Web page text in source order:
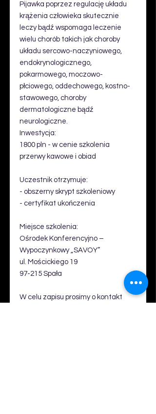
Pijawka poprzez regulację układu
krążenia człowieka skutecznie
leczy bądź wspomaga leczenie
wielu chorób takich jak choroby
układu sercowo-naczyniowego,
endokrynologicznego,
pokarmowego, moczowo-
płciowego, oddechowego, kostno-
stawowego, choroby
dermatologiczne bądź
neurologiczne.
Inwestycja:
1800 pln - w cenie szkolenia
przerwy kawowe i obiad
Uczestnik otrzymuje:
- obszerny skrypt szkoleniowy
- certyfikat ukończenia
Miejsce szkolenia:
Ośrodek Konferencyjno –
Wypoczynkowy „SAVOY”
ul. Mościckiego 19
97-215 Spała
W celu zapisu prosimy o kontakt